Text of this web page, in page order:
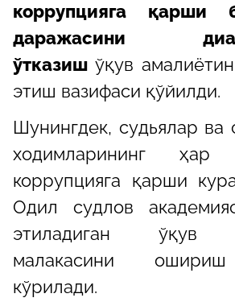
коррупцияга қарши
даражасини
ўтказиш ўқув
этиш вазифаси қўйилди.
Шунингдек, судьялар ва
ходимларининг
коррупцияга қарши
Одил судлов
этиладиган ўқув
малакасини
кўрилади.